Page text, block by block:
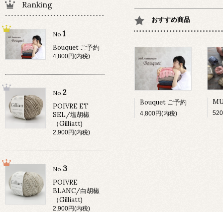
おすすめ商品
Bouquet ご予約
4,800円(内税)
Ranking
No.1
Bouquet ご予約
4,800円(内税)
No.2
POIVRE ET
SEL/塩胡椒
（Gilliatt)
2,900円(内税)
No.3
POIVRE
BLANC/白胡椒
（Gilliatt)
2,900円(内税)